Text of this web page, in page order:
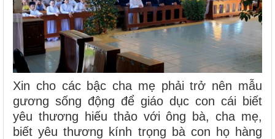
Xin cho các bậc cha mẹ phải trở nên mẫu
gương sống động để giáo dục con cái biết
yêu thương hiếu thảo với ông bà, cha mẹ,
biết yêu thương kính trọng bà con họ hàng